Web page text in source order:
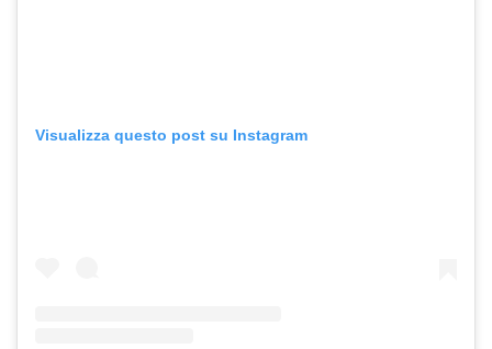
Visualizza questo post su Instagram